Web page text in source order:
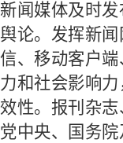
新闻媒体及时
舆论。发挥新
信、移动客户
力和社会影响
效性。报刊杂
党中央、国务